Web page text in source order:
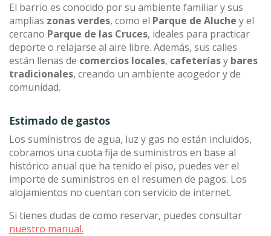
El barrio es conocido por su ambiente familiar y sus
amplias zonas verdes, como el Parque de Aluche y el
cercano Parque de las Cruces, ideales para practicar
deporte o relajarse al aire libre. Además, sus calles
están llenas de comercios locales, cafeteríasy bares
tradicionales, creando un ambiente acogedor y de
comunidad.
Estimado de gastos
Los suministros de agua, luz y gas no están incluidos,
cobramos una cuota fija de suministros en base al
histórico anual que ha tenido el piso, puedes ver el
importe de suministros en el resumen de pagos. Los
alojamientos no cuentan con servicio de internet.
Si tienes dudas de como reservar, puedes consultar
nuestro manual.